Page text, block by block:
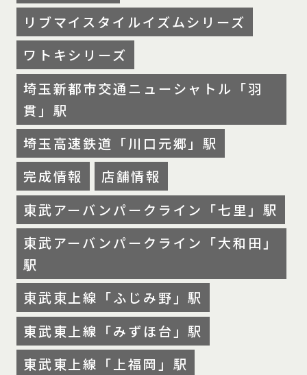
リブマイスタイルイズムシリーズ
ワトキシリーズ
埼玉新都市交通ニューシャトル「羽
貫」駅
埼玉高速鉄道「川口元郷」駅
完成情報
店舗情報
東武アーバンパークライン「七里」駅
東武アーバンパークライン「大和田」
駅
東武東上線「ふじみ野」駅
東武東上線「みずほ台」駅
東武東上線「上福岡」駅